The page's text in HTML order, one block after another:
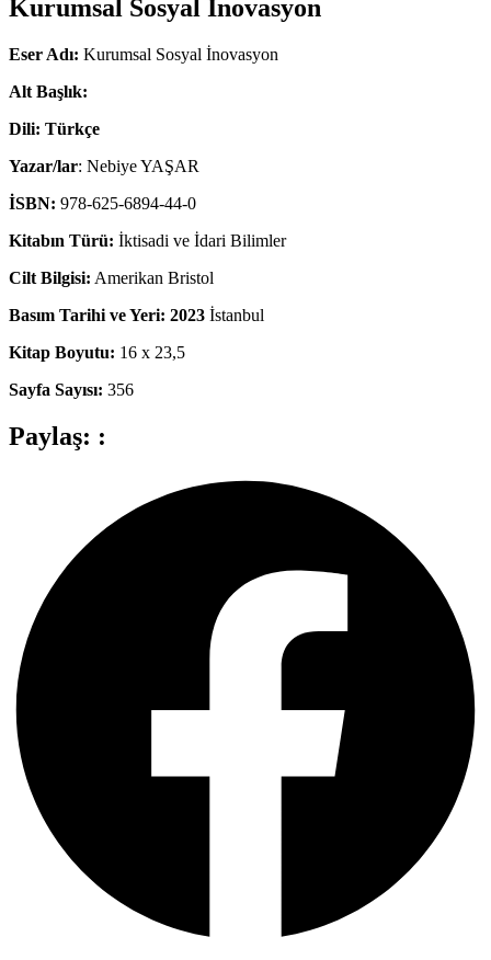
Kurumsal Sosyal İnovasyon
Eser Adı: Kurumsal Sosyal İnovasyon
Alt Başlık:
Dili: Türkçe
Yazar/lar: Nebiye YAŞAR
İSBN: 978-625-6894-44-0
Kitabın Türü: İktisadi ve İdari Bilimler
Cilt Bilgisi: Amerikan Bristol
Basım Tarihi ve Yeri: 2023 İstanbul
Kitap Boyutu: 16 x 23,5
Sayfa Sayısı: 356
Paylaş: :